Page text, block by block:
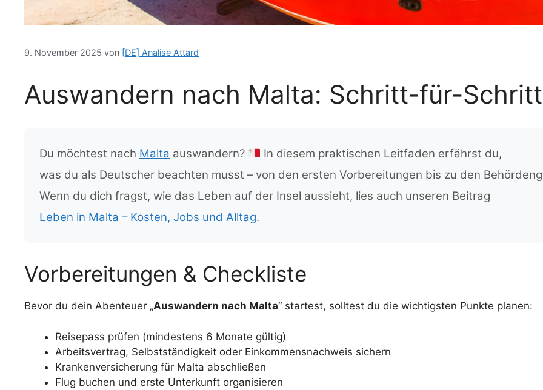
9. November 2025 von [DE] Analise Attard
Auswandern nach Malta: Schritt-für-
Du möchtest nach Malta auswandern?
In diesem praktischen Leitfaden erfährst du,
was du als Deutscher beachten musst – von den ersten Vorbereitungen bis zu den
Wenn du dich fragst, wie das Leben auf der Insel aussieht, lies auch unseren Beitrag
Leben in Malta – Kosten, Jobs und Alltag.
Vorbereitungen & Checkliste
Bevor du dein Abenteuer „Auswandern nach Malta“ startest, solltest du die wichtigsten Punkte planen:
Reisepass prüfen (mindestens 6 Monate gültig)
Arbeitsvertrag, Selbstständigkeit oder Einkommensnachweis sichern
Krankenversicherung für Malta abschließen
Flug buchen und erste Unterkunft organisieren